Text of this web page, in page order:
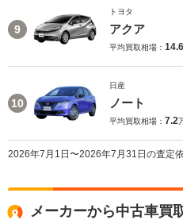
9
トヨタ
アクア
平均買取相場： 14.6
10
日産
ノート
平均買取相場： 7.2
2026年7月1日〜2026年7月31日の査定
メーカーから中古車買